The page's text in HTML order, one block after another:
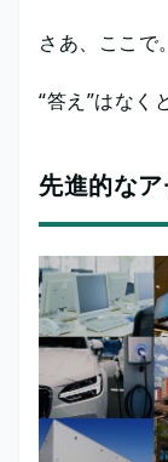
さあ、ここで
“答え”はなく
先進的な